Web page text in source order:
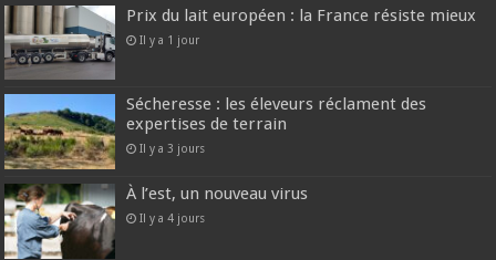
Prix du lait européen : la France résiste mieux
Il y a 1 jour
Sécheresse : les éleveurs réclament des
expertises de terrain
Il y a 3 jours
À l’est, un nouveau virus
Il y a 4 jours